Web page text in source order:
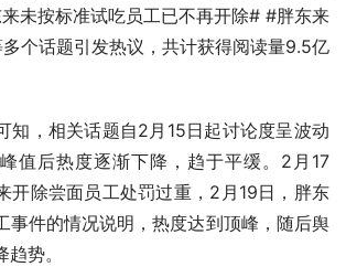
未按标准试吃员工已不再开除# #胖东来
个话题引发热议，共计获得阅读量9.5亿
知，相关话题自2月15日起讨论度呈波动
值后热度逐渐下降，趋于平缓。2月17
开除尝面员工处罚过重，2月19日，胖东
事件的情况说明，热度达到顶峰，随后舆
势。